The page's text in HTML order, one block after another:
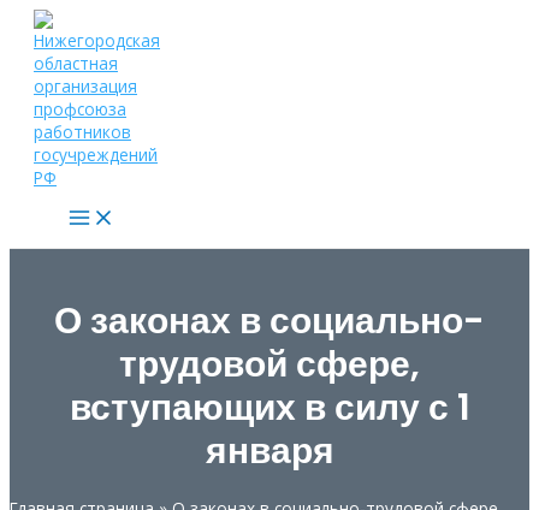
Перейти
содержимому
Main
Menu
О законах в социально-
трудовой сфере,
вступающих в силу с 1
января